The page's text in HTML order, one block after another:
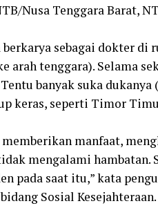
Nusa Tenggara Barat,
berkarya sebagai dokter
arah tenggara). Selama
Tentu banyak suka
keras, seperti Timor
manfaat,
mengalami hambatan.
pada saat itu,” kata
Sosial Kesejahteraan.